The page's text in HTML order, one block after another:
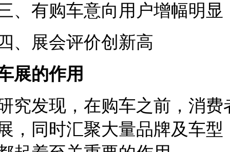
、有购车意向用户增幅明
、展会评价创新高
展的作用
究发现，在购车之前，消
，同时汇聚大量品牌及车